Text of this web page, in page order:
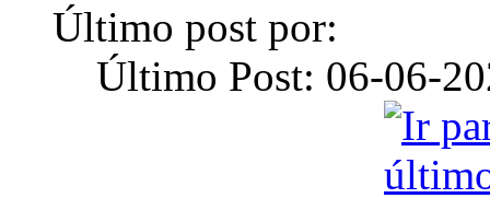
Último post por:
Último Post: 06-06-